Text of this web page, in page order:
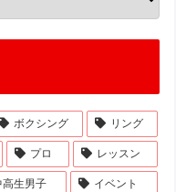
ボクシング リング
プロ レッスン
高生男子 イベント